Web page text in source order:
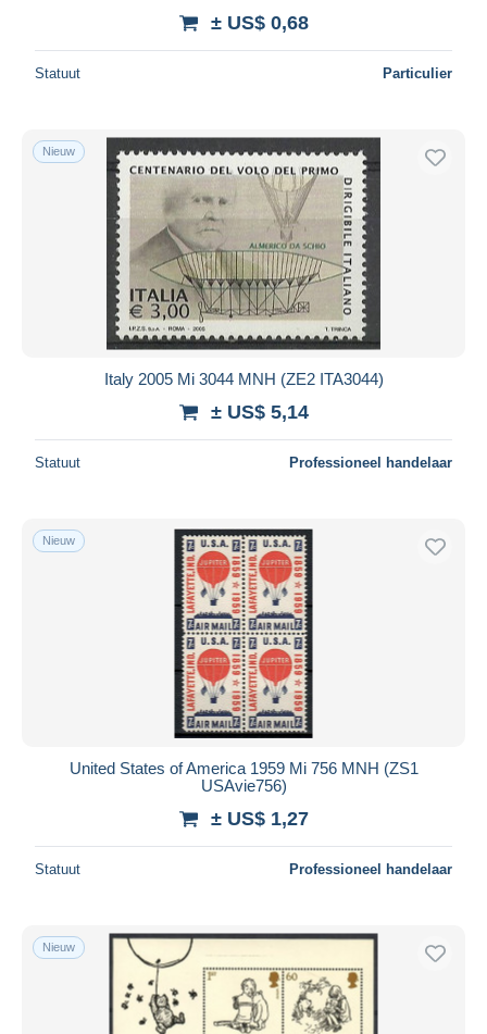
± US$ 0,68
Statuut Particulier
Nieuw
Italy 2005 Mi 3044 MNH (ZE2 ITA3044)
± US$ 5,14
Statuut Professioneel handelaar
Nieuw
United States of America 1959 Mi 756 MNH (ZS1
USAvie756)
± US$ 1,27
Statuut Professioneel handelaar
Nieuw